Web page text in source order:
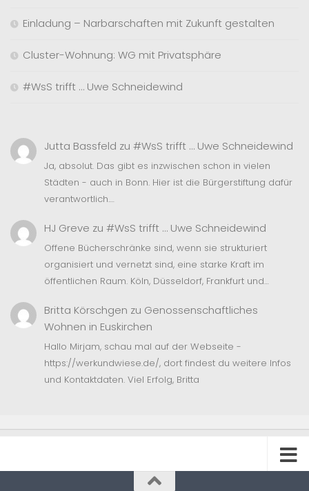
Einladung – Narbarschaften mit Zukunft gestalten
Cluster-Wohnung: WG mit Privatsphäre
#WsS trifft … Uwe Schneidewind
Jutta Bassfeld zu #WsS trifft … Uwe Schneidewind
Ja, absolut. Das gibt es inzwischen schon in vielen
Städten - auch in Bonn. Hier ist die Bürgerstiftung dafür
verantwortlich.…
HJ Greve zu #WsS trifft … Uwe Schneidewind
Offene Bücherschränke sind, wenn sie strukturiert
organisiert und vernetzt sind, eine starke Kraft im
öffentlichen Raum. Köln, Düsseldorf, Frankfurt und…
Britta Körschgen zu Genossenschaftliches
Wohnen in Euskirchen
Hallo Mirjam, schau mal auf der Webseite -
https://werkundwiese.de/, dort findest du weitere Infos
und Kontaktdaten. Viel Erfolg, Britta